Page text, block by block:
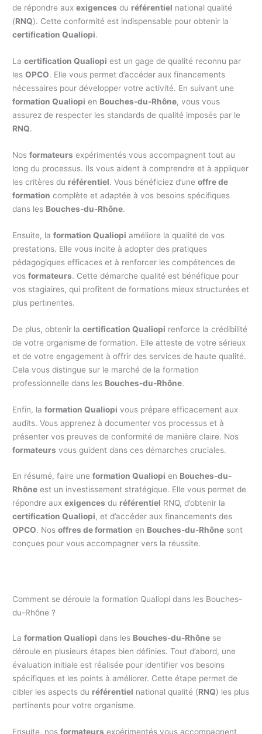
de répondre auxexigences du référentiel national qualité
(RNQ). Cette conformité est indispensable pour obtenir la
certification Qualiopi.
Lacertification Qualiopi est un gage de qualité reconnu par
lesOPCO. Elle vous permet d’accéder aux financements
nécessaires pour développer votre activité. En suivant une
formation Qualiopi en Bouches-du-Rhône, vous vous
assurez de respecter les standards de qualité imposés par le
RNQ.
Nosformateurs expérimentés vous accompagnent tout au
long du processus. Ils vous aident à comprendre et à appliquer
les critères du référentiel. Vous bénéficiez d’uneoffre de
formation complète et adaptée à vos besoins spécifiques
dans les Bouches-du-Rhône.
Ensuite, laformation Qualiopi améliore la qualité de vos
prestations. Elle vous incite à adopter des pratiques
pédagogiques efficaces et à renforcer les compétences de
vosformateurs. Cette démarche qualité est bénéfique pour
vos stagiaires, qui profitent de formations mieux structurées et
plus pertinentes.
De plus, obtenir lacertification Qualiopi renforce la crédibilité
de votre organisme de formation. Elle atteste de votre sérieux
et de votre engagement à offrir des services de haute qualité.
Cela vous distingue sur le marché de la formation
professionnelle dans les Bouches-du-Rhône.
Enfin, laformation Qualiopi vous prépare efficacement aux
audits. Vous apprenez à documenter vos processus et à
présenter vos preuves de conformité de manière claire. Nos
formateurs vous guident dans ces démarches cruciales.
En résumé, faire uneformation Qualiopi en Bouches-du-
Rhône est un investissement stratégique. Elle vous permet de
répondre auxexigences du référentiel RNQ, d’obtenir la
certification Qualiopi, et d’accéder aux financements des
OPCO. Nosoffres de formation en Bouches-du-Rhône sont
conçues pour vous accompagner vers la réussite.
Comment se déroule la formation Qualiopi dans les Bouches-
du-Rhône ?
Laformation Qualiopi dans les Bouches-du-Rhône se
déroule en plusieurs étapes bien définies. Tout d’abord, une
évaluation initiale est réalisée pour identifier vos besoins
spécifiques et les points à améliorer. Cette étape permet de
cibler les aspects du référentiel national qualité (RNQ) les plus
pertinents pour votre organisme.
Ensuite, nosformateurs expérimentés vous accompagnent